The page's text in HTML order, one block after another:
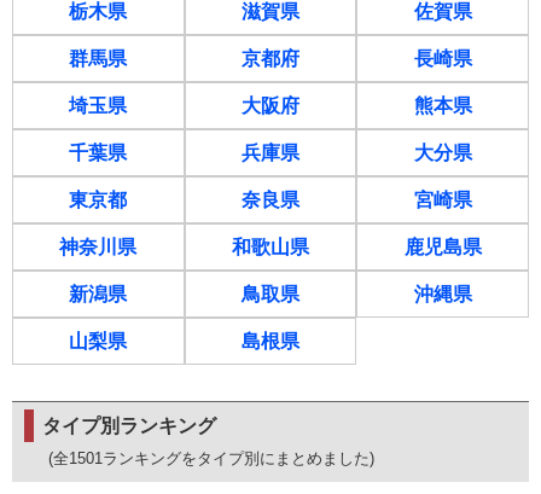
栃木県
群馬県
埼玉県
千葉県
東京都
神奈川県
新潟県
山梨県
滋賀県
京都府
大阪府
兵庫県
奈良県
和歌山県
鳥取県
島根県
佐賀県
長崎県
熊本県
大分県
宮崎県
鹿児島県
沖縄県
タイプ別ランキング
(全1501ランキングをタイプ別にまとめました)